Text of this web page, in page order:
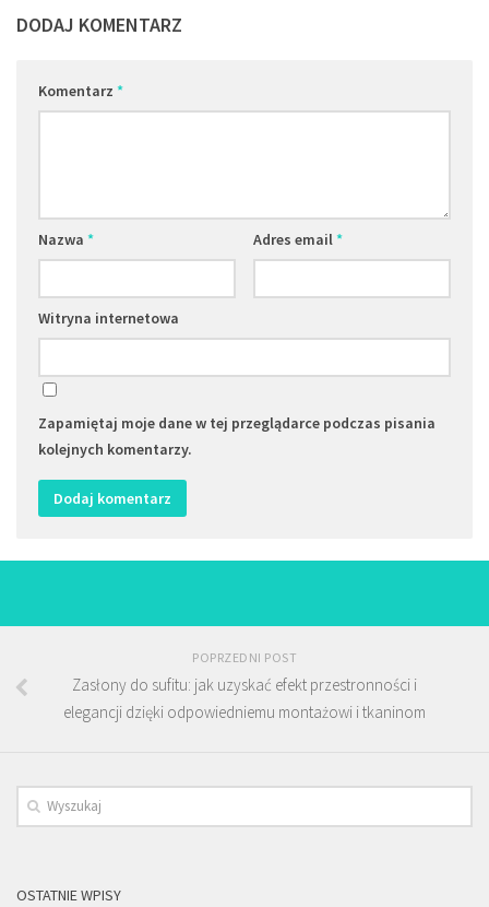
DODAJ KOMENTARZ
Komentarz *
Nazwa * Adres email*
Witryna internetowa
Zapamiętaj moje dane w tej przeglądarce podczas pisania
kolejnych komentarzy.
POPRZEDNI POST
Zasłony do sufitu: jak uzyskać efekt przestronności i
elegancji dzięki odpowiedniemu montażowi i tkaninom
OSTATNIE WPISY